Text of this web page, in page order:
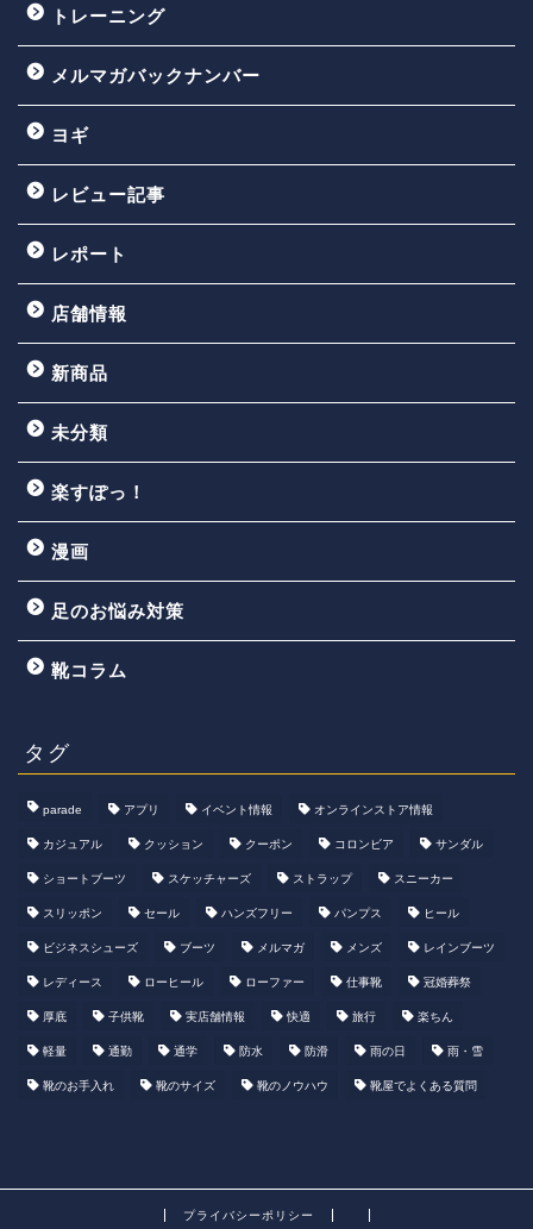
トレーニング
メルマガバックナンバー
ヨギ
レビュー記事
レポート
店舗情報
新商品
未分類
楽すぽっ！
漫画
足のお悩み対策
靴コラム
タグ
parade アプリ イベント情報 オンラインストア情報
カジュアル クッション クーポン コロンビア サンダル
ショートブーツ スケッチャーズ ストラップ スニーカー
スリッポン セール ハンズフリー パンプス ヒール
ビジネスシューズ ブーツ メルマガ メンズ レインブーツ
レディース ローヒール ローファー 仕事靴 冠婚葬祭
厚底 子供靴 実店舗情報 快適 旅行 楽ちん
軽量 通勤 通学 防水 防滑 雨の日 雨・雪
靴のお手入れ 靴のサイズ 靴のノウハウ 靴屋でよくある質問
プライバシーポリシー